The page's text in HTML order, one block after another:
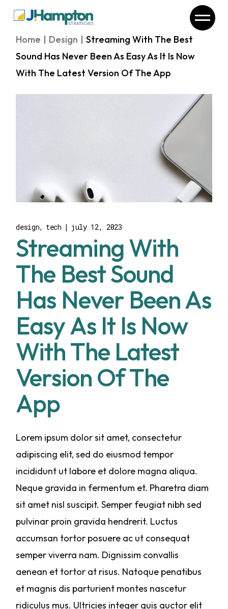
Home Design
Streaming With The Best
Sound Has Never Been As Easy As It Is Now
With The Latest Version Of The App
design tech july 12, 2023
Streaming With
The Best Sound
Has Never Been As
Easy As It Is Now
With The Latest
Version Of The
App
Lorem ipsum dolor sit amet, consectetur
adipiscing elit, sed do eiusmod tempor
incididunt ut labore et dolore magna aliqua.
Neque gravida in fermentum et. Pharetra diam
sit amet nisl suscipit. Semper feugiat nibh sed
pulvinar proin gravida hendrerit. Luctus
accumsan tortor posuere ac ut consequat
semper viverra nam. Dignissim convallis
aenean et tortor at risus. Natoque penatibus
et magnis dis parturient montes nascetur
ridiculus mus. Ultricies integer quis auctor elit